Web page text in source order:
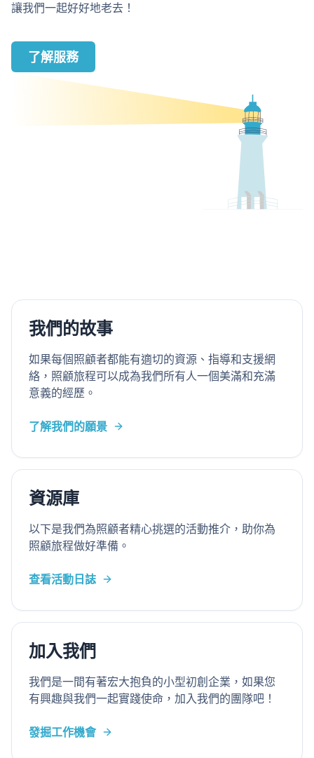
讓我們一起好好地老去！
了解服務
我們的故事
如果每個照顧者都能有適切的資源、指導和支援網
絡，照顧旅程可以成為我們所有人一個美滿和充滿
意義的經歷。
了解我們的願景
資源庫
以下是我們為照顧者精心挑選的活動推介，助你為
照顧旅程做好準備。
查看活動日誌
加入我們
我們是一間有著宏大抱負的小型初創企業，如果您
有興趣與我們一起實踐使命，加入我們的團隊吧！
發掘工作機會